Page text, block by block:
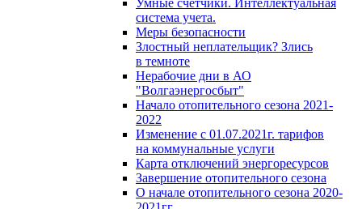
Умные счетчики. Интеллектуальная
система учета.
Меры безопасности
Злостный неплательщик? Злись
в темноте
Нерабочие дни в АО
"Волгаэнергосбыт"
Начало отопительного сезона 2021-
2022
Изменение с 01.07.2021г. тарифов
на коммунальные услуги
Карта отключений энергоресурсов
Завершение отопительного сезона
О начале отопительного сезона 2020-